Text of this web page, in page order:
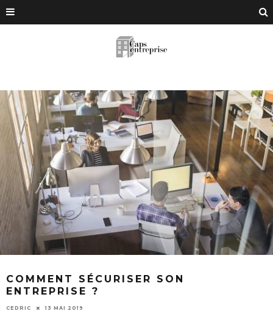
COMMENT SÉCURISER SON
ENTREPRISE ?
CEDRIC 13 MAI 2019